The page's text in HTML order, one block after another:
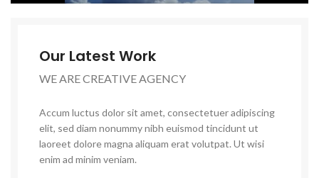
Our Latest Work
WE ARE CREATIVE AGENCY
Accum luctus dolor sit amet, consectetuer adipiscing
elit, sed diam nonummy nibh euismod tincidunt ut
laoreet dolore magna aliquam erat volutpat. Ut wisi
enim ad minim veniam.